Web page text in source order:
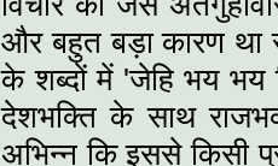
और बहुत बड़ा कारण था
के शब्‍दों में 'जेहि भय भय
देशभक्ति के साथ
अभिन्‍न कि इससे किसी